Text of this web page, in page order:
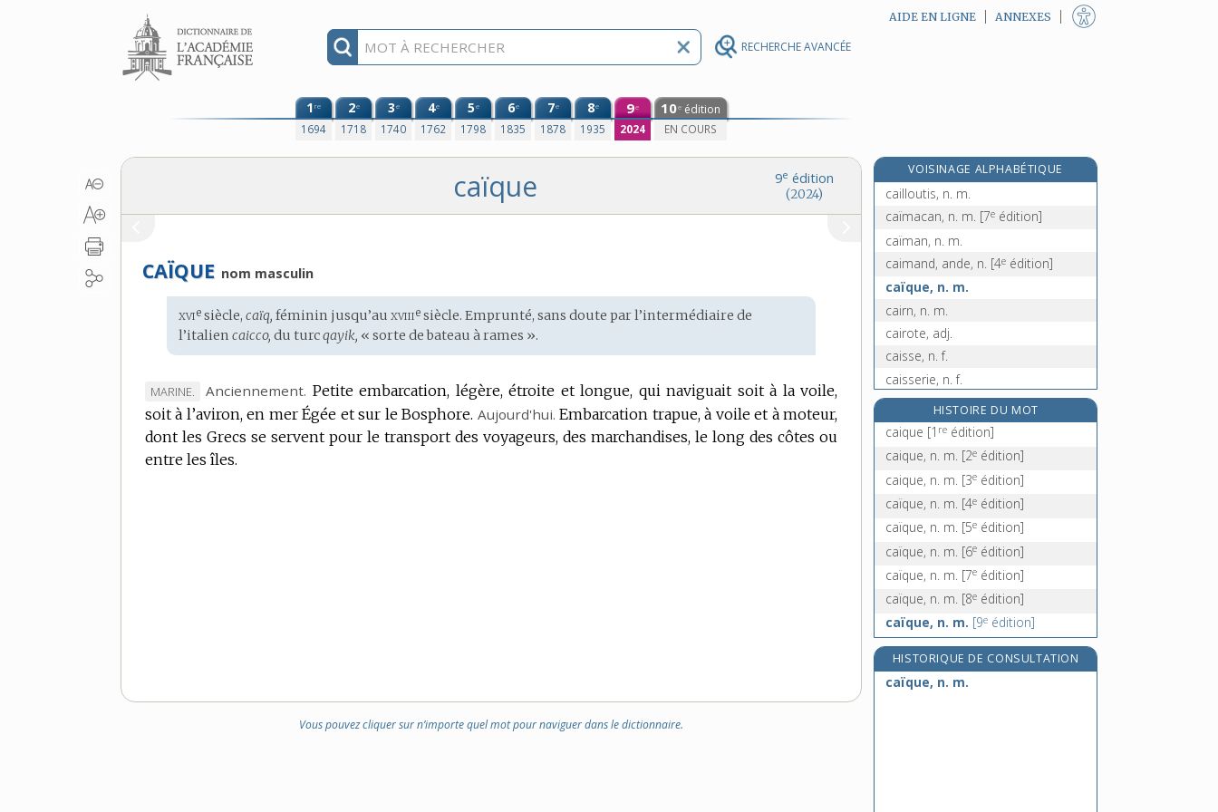
RECHERCHE AVANCÉE
Aller au contenu AIDE EN LIGNE ANNEXES
1re
1694
2e
1718
3e
1740
4e
1762
5e
1798
6e
1835
7e
1878
8e
1935
9e
2024
10e édition
EN COURS
9e édition
(2024)
caïque
CAÏQUE nom masculin
Étymologie
:
xvie siècle,caïq, féminin jusqu’auxviiie siècle. Emprunté, sans doute par l’intermédiaire de
l’italien caicco, duturcqayik, « sorte de bateau à rames ».
MARQUE
DE
DOMAINE
:
MARINE. Anciennement. Petite embarcation, légère, étroite et longue, qui naviguait soit à la voile,
soit à l’aviron, en mer Égée et sur le Bosphore. Aujourd'hui. Embarcation trapue, à voile et à moteur,
dont les Grecs se servent pour le transport des voyageurs, des marchandises, le long des côtes ou
entre les îles.
Vous pouvez cliquer sur n’importe quel mot pour naviguer dans le dictionnaire.
VOISINAGE ALPHABÉTIQUE
caillouteux, -euse, adj.
cailloutis, n. m.
caïmacan, n. m. [7e édition]
caïman, n. m.
caimand, ande, n. [4e édition]
caïque, n. m.
cairn, n. m.
cairote, adj.
caisse, n. f.
caisserie, n. f.
caissette, n. f.
caissier, -ière, n.
caisson, n. m.
cajoler, v. intr. et tr.
HISTOIRE DU MOT
caique [1 re édition]
caique, n. m. [2e édition]
caique, n. m. [3e édition]
caïque, n. m. [4e édition]
caïque, n. m. [5e édition]
caïque, n. m. [6e édition]
caïque, n. m. [7e édition]
caïque, n. m. [8e édition]
caïque, n. m. [9e édition]
HISTORIQUE DE CONSULTATION
caïque, n. m.